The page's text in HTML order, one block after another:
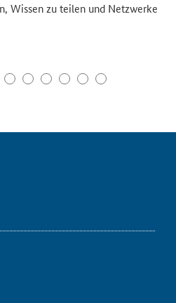
Wis­sen zu tei­len und Netz­wer­ke